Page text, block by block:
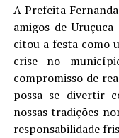
A Prefeita
amigos de
citou a festa como
crise no
compromisso de
possa se divertir
nossas tradições
responsabilidade